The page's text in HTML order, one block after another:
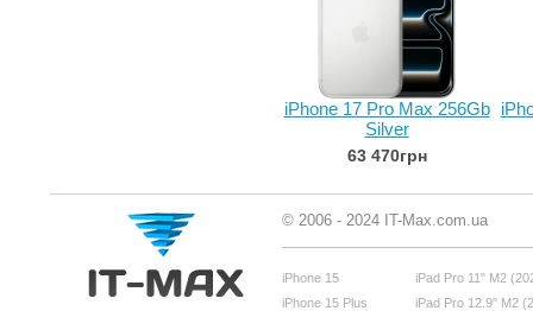
iPhone 17 Pro Max 256Gb
Silver
63 470грн
© 2006 - 2024 IT-Max.com.ua
iPhone 15
iPhone 15 Plus
iPad Pro 11" M2
iPad Pro 12.9" M2